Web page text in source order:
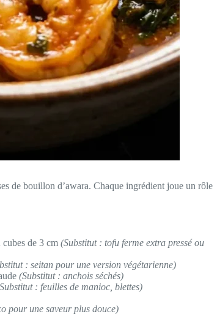
de bouillon d’awara. Chaque ingrédient joue un rôle
de 3 cm (Substitut : tofu ferme extra pressé ou
: seitan pour une version végétarienne)
(Substitut : anchois séchés)
: feuilles de manioc, blettes)
pour une saveur plus douce)